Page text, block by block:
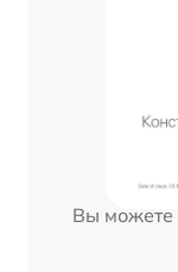
Вы можете